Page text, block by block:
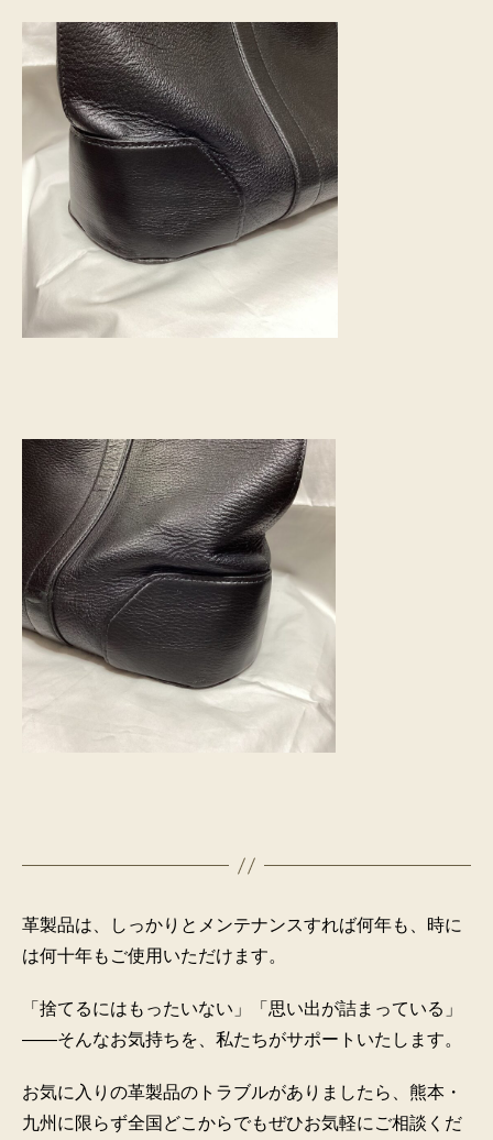
革製品は、しっかりとメンテナンスすれば何年も、時に
は何十年もご使用いただけます。
「捨てるにはもったいない」「思い出が詰まっている」
――そんなお気持ちを、私たちがサポートいたします。
お気に入りの革製品のトラブルがありましたら、熊本・
九州に限らず全国どこからでもぜひお気軽にご相談くだ